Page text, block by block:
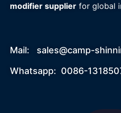
modifier supplier for global
Mail: sales@camp-
Whatsapp: 0086-